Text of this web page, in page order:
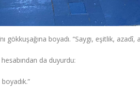
gökkuşağına boyadı. “Saygı, eşitlik, azadî,
da duyurdu: